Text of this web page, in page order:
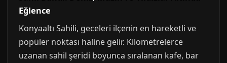
Eğlence
Konyaaltı Sahili, geceleri ilçenin en hareketli ve
popüler noktası haline gelir. Kilometrelerce
uzanan sahil şeridi boyunca sıralanan kafe, bar